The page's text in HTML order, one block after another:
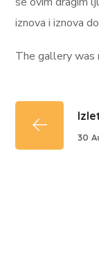
iznova i iznova
The gallery was
30